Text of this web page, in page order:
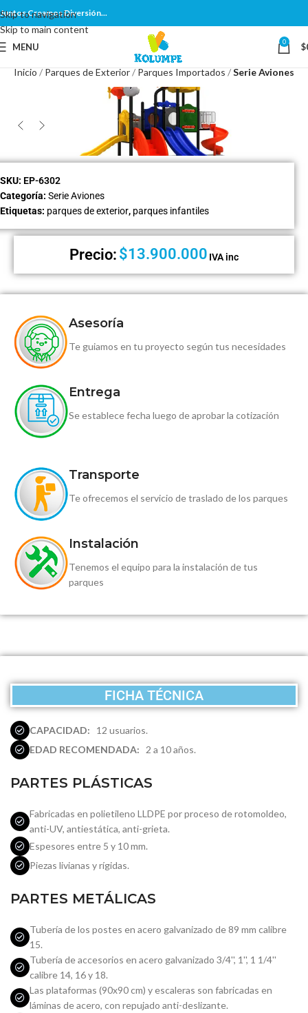
Skip to navigation
Skip to main content
Juntos Creamos Diversión...
MENU 0 $
Inicio Parques de Exterior Parques Importados Serie Aviones
SKU: EP-6302
Categoría: Serie Aviones
Etiquetas: parques de exterior, parques infantiles
Precio: $13.900.000 IVA inc
Asesoría
Te guiamos en tu proyecto según tus necesidades
Entrega
Se establece fecha luego de aprobar la cotización
Transporte
Te ofrecemos el servicio de traslado de los parques
Instalación
Tenemos el equipo para la instalación de tus
parques
FICHA TÉCNICA
CAPACIDAD: 12 usuarios.
EDAD RECOMENDADA: 2 a 10 años.
PARTES PLÁSTICAS
Fabricadas en polietileno LLDPE por proceso de rotomoldeo,
anti-UV, antiestática, anti-grieta.
Espesores entre 5 y 10 mm.
Piezas livianas y rígidas.
PARTES METÁLICAS
Tubería de los postes en acero galvanizado de 89 mm calibre
15.
Tubería de accesorios en acero galvanizado 3/4'', 1'', 1 1/4''
calibre 14, 16 y 18.
Las plataformas (90x90 cm) y escaleras son fabricadas en
láminas de acero, con repujado anti-deslizante.